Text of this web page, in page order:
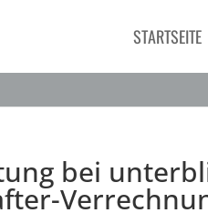
STARTSEITE
bei